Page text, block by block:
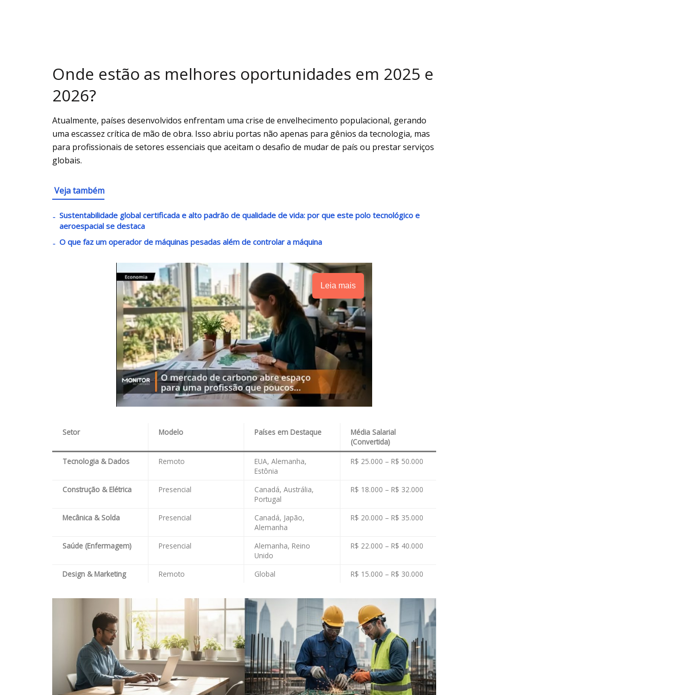
Onde estão as melhores oportunidades em 2025 e
2026?
Atualmente, países desenvolvidos enfrentam uma crise de envelhecimento populacional, gerando
uma escassez crítica de mão de obra. Isso abriu portas não apenas para gênios da tecnologia, mas
para profissionais de setores essenciais que aceitam o desafio de mudar de país ou prestar serviços
globais.
Veja também
Sustentabilidade global certificada e alto padrão de qualidade de vida: por que este polo tecnológico e
aeroespacial se destaca
O que faz um operador de máquinas pesadas além de controlar a máquina
Leia mais
Setor Modelo Países em Destaque
Média Salarial
(Convertida)
Tecnologia & Dados
Remoto
EUA, Alemanha,
Estônia
R$ 25.000 – R$ 50.000
Construção & Elétrica Presencial
Canadá, Austrália,
Portugal
R$ 18.000 – R$ 32.000
Mecânica & Solda Presencial
Canadá, Japão,
Alemanha
R$ 20.000 – R$ 35.000
Saúde (Enfermagem) Presencial
Alemanha, Reino
Unido
R$ 22.000 – R$ 40.000
Design & Marketing Remoto Global R$ 15.000 – R$ 30.000